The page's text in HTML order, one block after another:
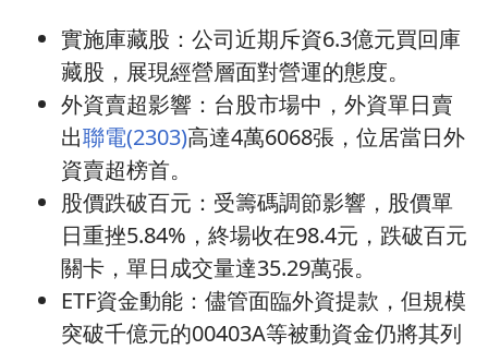
實施庫藏股：公司近期斥資6.3億元買回庫
藏股，展現經營層面對營運的態度。
外資賣超影響：台股市場中，外資單日賣
出聯電(2303)高達4萬6068張，位居當日外
資賣超榜首。
股價跌破百元：受籌碼調節影響，股價單
日重挫5.84%，終場收在98.4元，跌破百元
關卡，單日成交量達35.29萬張。
ETF資金動能：儘管面臨外資提款，但規模
突破千億元的00403A等被動資金仍將其列